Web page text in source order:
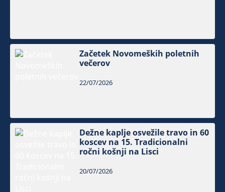
Začetek Novomeških poletnih
večerov
22/07/2026
Dežne kaplje osvežile travo in 60
koscev na 15. Tradicionalni
ročni košnji na Lisci
20/07/2026